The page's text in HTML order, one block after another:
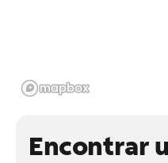
Encontrar